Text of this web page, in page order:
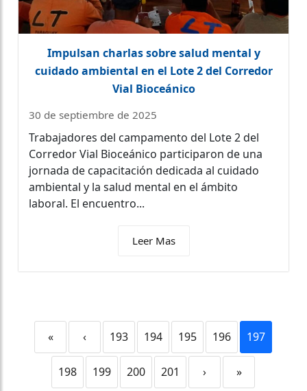
Impulsan charlas sobre salud mental y
cuidado ambiental en el Lote 2 del Corredor
Vial Bioceánico
30 de septiembre de 2025
Trabajadores del campamento del Lote 2 del
Corredor Vial Bioceánico participaron de una
jornada de capacitación dedicada al cuidado
ambiental y la salud mental en el ámbito
laboral. El encuentro...
Leer Mas
« ‹ 193 194 195 196 197
198 199 200 201 › »